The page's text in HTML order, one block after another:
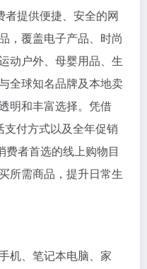
者提供便捷、安全的网
，覆盖电子产品、时尚
动户外、母婴用品、生
全球知名品牌及本地卖
明和丰富选择。凭借
付方式以及全年促销
者首选的线上购物目
所需商品，提升日常生
机、笔记本电脑、家